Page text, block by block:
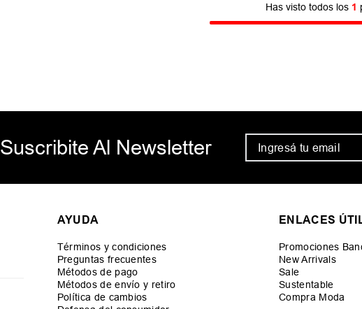
Has visto todos los 1
Suscribite Al Newsletter
AYUDA
Términos y condiciones
Preguntas frecuentes
Métodos de pago
Métodos de envío y retiro
Política de cambios
ENLACES
Promociones
New Arrivals
Sale
Sustentable
Compra Moda